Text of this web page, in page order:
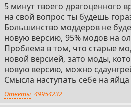
5 минут твоего драгоценного
на свой вопрос ты будешь
Большинство моддеров не
новую версию, 95% модов на
Проблема в том, что старые
новой версией, зато моды,
новую версию, можно
Смысла наступать себе на яйца
Ответы 49954232